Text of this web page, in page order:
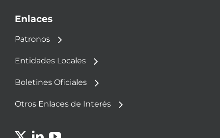
Enlaces
Patronos
Entidades Locales
Boletines Oficiales
Otros Enlaces de Interés